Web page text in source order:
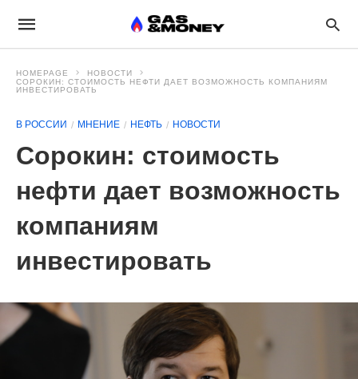
HOMEPAGE
НОВОСТИ
СОРОКИН: СТОИМОСТЬ НЕФТИ ДАЕТ ВОЗМОЖНОСТЬ КОМПАНИЯМ
ИНВЕСТИРОВАТЬ
В РОССИИ МНЕНИЕ НЕФТЬ НОВОСТИ
Сорокин: стоимость
нефти дает возможность
компаниям
инвестировать